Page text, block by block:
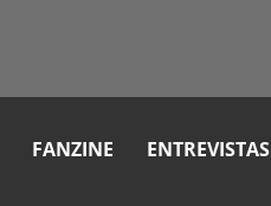
FANZINE ENTREVISTAS